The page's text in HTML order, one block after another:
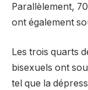
Parallèlement,
ont également
Les trois quarts
bisexuels ont
tel que la